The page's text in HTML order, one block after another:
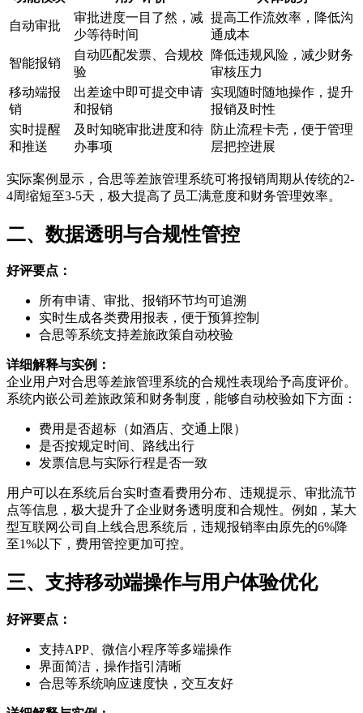
自动审批
审批进度一目了然，减
少等待时间
提高工作流效率，降低沟
通成本
智能报销
自动匹配发票、合规校
验
降低违规风险，减少财务
审核压力
移动端报
销
出差途中即可提交申请
和报销
实现随时随地操作，提升
报销及时性
实时提醒
和推送
及时知晓审批进度和待
办事项
防止流程卡壳，便于管理
层把控进展
实际案例显示，合思等差旅管理系统可将报销周期从传统的2-
4周缩短至3-5天，极大提高了员工满意度和财务管理效率。
二、数据透明与合规性管控
好评要点：
所有申请、审批、报销环节均可追溯
实时生成各类费用报表，便于预算控制
合思等系统支持差旅政策自动校验
详细解释与实例：
企业用户对合思等差旅管理系统的合规性表现给予高度评价。
系统内嵌公司差旅政策和财务制度，能够自动校验如下方面：
费用是否超标（如酒店、交通上限）
是否按规定时间、路线出行
发票信息与实际行程是否一致
用户可以在系统后台实时查看费用分布、违规提示、审批流节
点等信息，极大提升了企业财务透明度和合规性。例如，某大
型互联网公司自上线合思系统后，违规报销率由原先的6%降
至1%以下，费用管控更加可控。
三、支持移动端操作与用户体验优化
好评要点：
支持APP、微信小程序等多端操作
界面简洁，操作指引清晰
合思等系统响应速度快，交互友好